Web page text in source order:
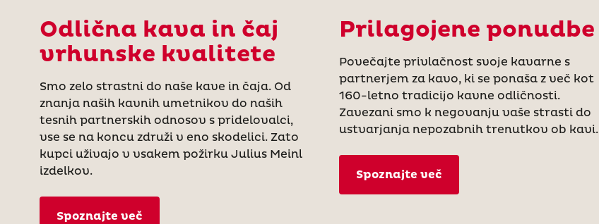
Odlična kava in čaj
vrhunske kvalitete
Smo zelo strastni do naše kave in čaja. Od
znanja naših kavnih umetnikov do naših
tesnih partnerskih odnosov s pridelovalci,
vse se na koncu združi v eno skodelici. Zato
kupci uživajo v vsakem požirku Julius Meinl
izdelkov.
Spoznajte več
Prilagojene ponudbe
Povečajte privlačnost svoje kavarne s
partnerjem za kavo, ki se ponaša z več kot
160-letno tradicijo kavne odličnosti.
Zavezani smo k negovanju vaše strasti do
ustvarjanja nepozabnih trenutkov ob kavi.
Spoznajte več